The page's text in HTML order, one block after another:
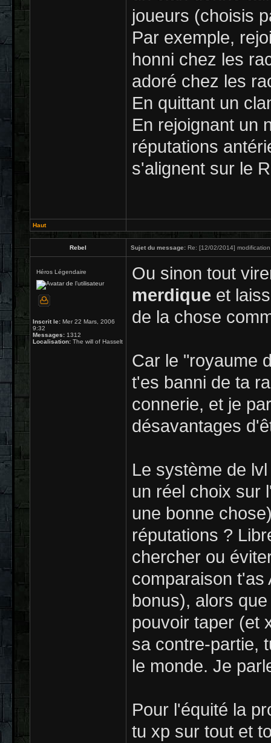
joueurs (choisis
Par exemple,
honni chez les
adoré chez les
En quittant un
En rejoignant un
réputations
s'alignent sur le
Haut
Rebel Sujet du message: Re: [12/02/2014] modification
Héros Légendaire
Inscrit le: Mer 22 Mars, 2006
9:32
Messages: 1312
Localisation: The will of Hasselt
Ou sinon tout
merdique et
de la chose
Car le "royaume
t'es banni de ta
connerie, et je
désavantages
Le système de
un réel choix sur
une bonne
réputations ?
chercher ou
comparaison t'as
bonus), alors
pouvoir taper (et
sa contre-partie,
le monde. Je
Pour l'équité la
tu xp sur tout et